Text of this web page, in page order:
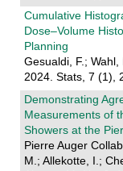
Cumulative
Dose–Volume
Planning
Gesualdi, F.; Wahl,
2024. Stats, 7 (1),
Demonstrating
Measurements of
Showers at the
Pierre Auger
M.; Allekotte, I.;